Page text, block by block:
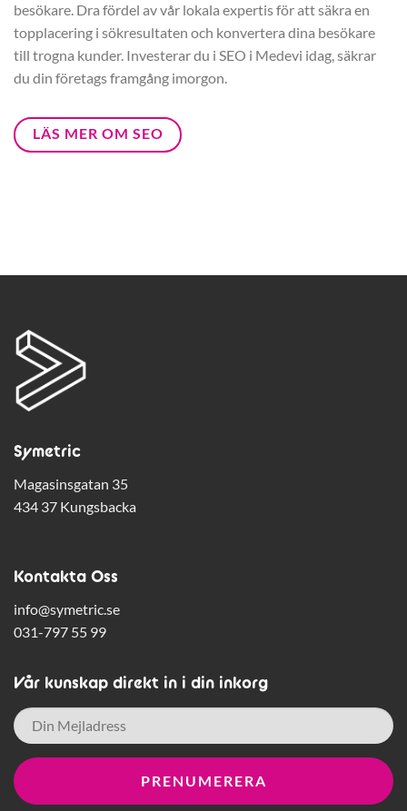
besökare. Dra fördel av vår lokala expertis för att säkra en
topplacering i sökresultaten och konvertera dina besökare
till trogna kunder. Investerar du i SEO i Medevi idag, säkrar
du din företags framgång imorgon.
LÄS MER OM SEO
Symetric
Magasinsgatan 35
434 37 Kungsbacka
Kontakta Oss
info@symetric.se
031-797 55 99
Vår kunskap direkt in i din inkorg
E-
post *